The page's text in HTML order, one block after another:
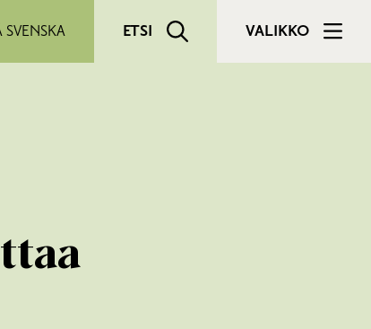
SVENSKA ETSI VALIKKO